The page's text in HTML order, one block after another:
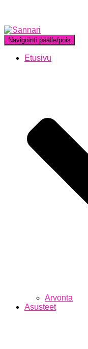
Navigointi päälle/pois
Etusivu
Arvonta
Asusteet